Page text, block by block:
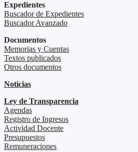
Expedientes
Buscador de Expedientes
Buscador Avanzado
Documentos
Memorias y Cuentas
Textos publicados
Otros documentos
Noticias
Ley de Transparencia
Agendas
Registro de Ingresos
Actividad Docente
Presupuestos
Remuneraciones